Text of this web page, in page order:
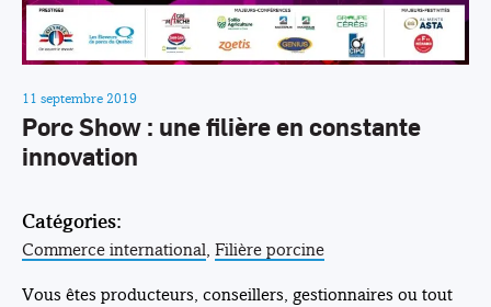
11 septembre 2019
Porc Show : une filière en constante
innovation
Catégories:
Commerce international, Filière porcine
Vous êtes producteurs, conseillers, gestionnaires ou tout